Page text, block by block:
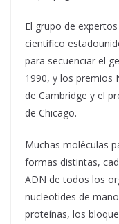
El grupo de
científico
para secuenciar el
1990, y los premios
de Cambridge y el
de Chicago.
Muchas moléculas
formas distintas,
ADN de todos los
nucleotides de
proteínas, los